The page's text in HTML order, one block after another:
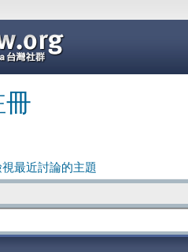
冊
視最近討論的主題